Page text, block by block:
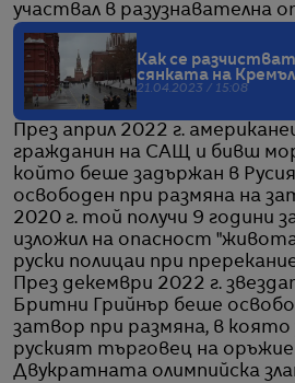
участвал в разузнавателна
Как се
сянката на Кремъл
21.04.2023 / 15:08
През април 2022 г.
гражданин на САЩ и бивш
който беше задържан в
освободен при размяна на
2020 г. той получи 9 години
изложил на опасност
руски полицаи при
През декември 2022 г.
Бритни Грийнър беше
затвор при размяна, в
руският търговец на
Двукратната олимпийска